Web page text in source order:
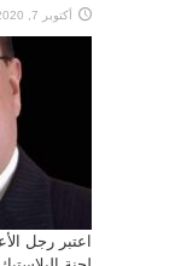
أكتوبر 7, 2020
اعتبر رجل